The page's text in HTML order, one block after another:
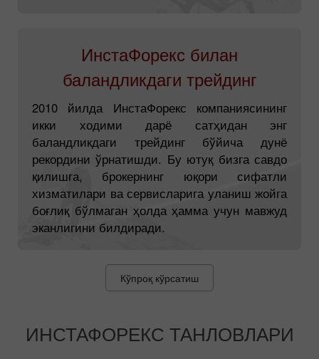
ИнстаФорекс билан
баландликдаги трейдинг
2010 йилда ИнстаФорекс компаниясининг
икки ходими дарё сатҳидан энг
баландликдаги трейдинг бўйича дунё
рекордини ўрнатишди. Бу ютуқ бизга савдо
қилишга, брокернинг юқори сифатли
хизматилари ва сервисларига уланиш жойга
боғлиқ бўлмаган ҳолда ҳамма учун мавжуд
эканлигини билдиради.
Кўпроқ кўрсатиш
ИНСТАФОРЕКС ТАНЛОВЛАРИ